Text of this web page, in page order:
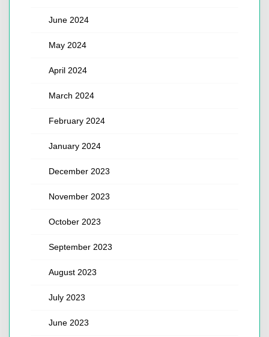
June 2024
May 2024
April 2024
March 2024
February 2024
January 2024
December 2023
November 2023
October 2023
September 2023
August 2023
July 2023
June 2023